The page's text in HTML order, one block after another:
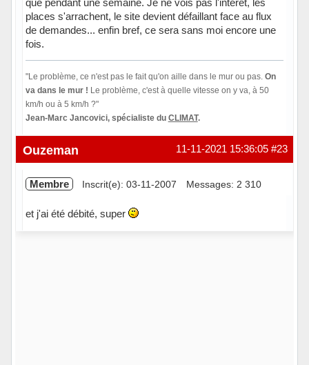
que pendant une semaine. Je ne vois pas l'intérêt, les
places s'arrachent, le site devient défaillant face au flux
de demandes... enfin bref, ce sera sans moi encore une
fois.
"Le problème, ce n'est pas le fait qu'on aille dans le mur ou pas. On
va dans le mur ! Le problème, c'est à quelle vitesse on y va, à 50
km/h ou à 5 km/h ?"
Jean-Marc Jancovici, spécialiste du CLIMAT.
Hors ligne #23
11-11-2021 15:36:05
Ouzeman
Membre Inscrit(e): 03-11-2007 Messages: 2 310
et j'ai été débité, super